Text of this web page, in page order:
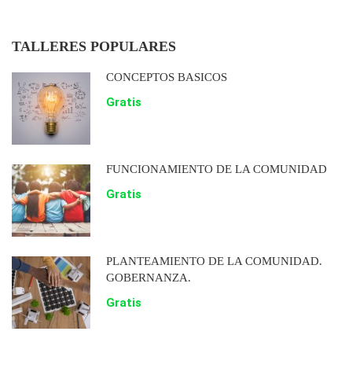
TALLERES POPULARES
CONCEPTOS BÁSICOS
Gratis
FUNCIONAMIENTO DE LA COMUNIDAD
Gratis
PLANTEAMIENTO DE LA COMUNIDAD.
GOBERNANZA.
Gratis